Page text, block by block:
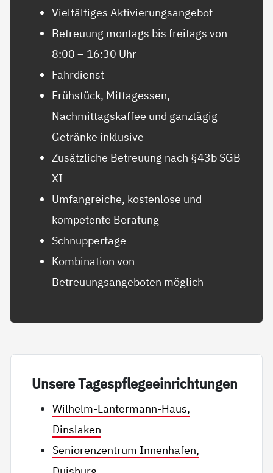
Vielfältiges Aktivierungsangebot
Betreuung montags bis freitags von
8:00 – 16:30 Uhr
Fahrdienst
Frühstück, Mittagessen,
Nachmittagskaffee und ganztägig
Getränke inklusive
Zusätzliche Betreuung nach §43b SGB
XI
Umfangreiche, kostenlose und
kompetente Beratung
Schnuppertage
Kombination von
Betreuungsangeboten möglich
Un­se­re Ta­gespf­le­ge­ein­rich­tun­gen
Wilhelm-Lantermann-Haus,
Dinslaken
Seniorenzentrum Innenhafen,